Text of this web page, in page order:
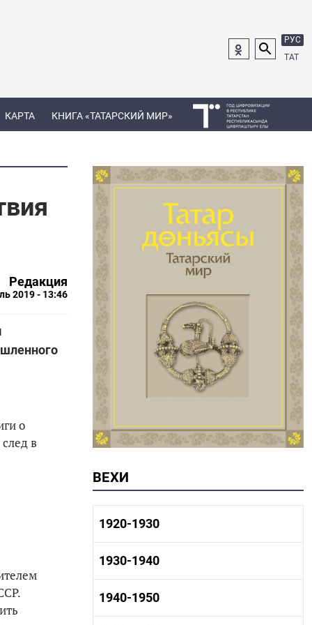
РУС
ТАТ
КАРТА КНИГА «ТАТАРСКИЙ МИР»
Редакция
2019 - 13:46
о
в
ВЕХИ
1920-1930
1920-1930 история
1920-1930 культура
1930-1940
1930-1940 история
1930-1940 культура
1940-1950